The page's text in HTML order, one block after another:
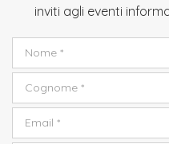
inviti agli eventi